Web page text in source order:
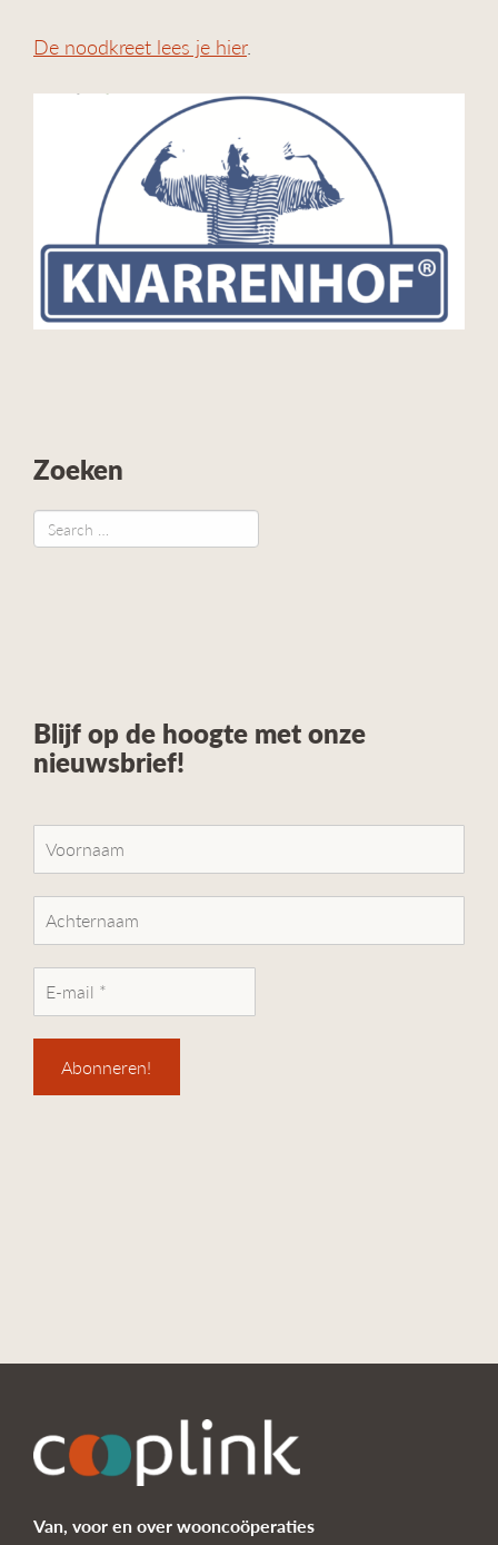
De noodkreet lees je hier.
Zoeken
Blijf op de hoogte met onze
nieuwsbrief!
Van, voor en over wooncoöperaties